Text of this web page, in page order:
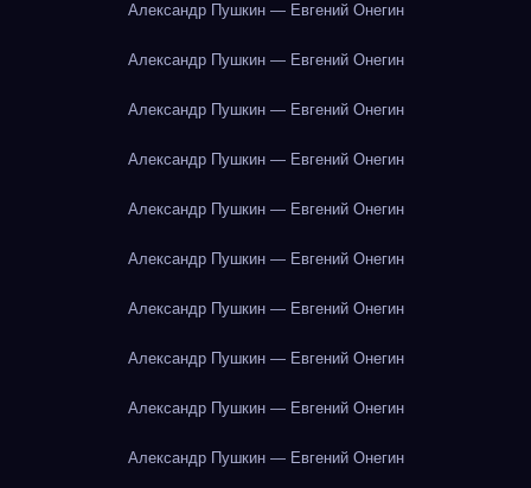
Александр Пушкин — Евгений Онегин
Александр Пушкин — Евгений Онегин
Александр Пушкин — Евгений Онегин
Александр Пушкин — Евгений Онегин
Александр Пушкин — Евгений Онегин
Александр Пушкин — Евгений Онегин
Александр Пушкин — Евгений Онегин
Александр Пушкин — Евгений Онегин
Александр Пушкин — Евгений Онегин
Александр Пушкин — Евгений Онегин